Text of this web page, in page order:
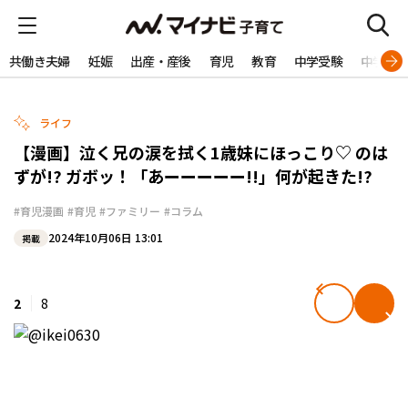
共働き夫婦 妊娠 出産・産後 育児 教育 中学受験 中学生
ライフ
【漫画】泣く兄の涙を拭く1歳妹にほっこり♡ のは
ずが!? ガボッ！「あーーーーー!!」何が起きた!?
#育児漫画 #育児 #ファミリー #コラム
掲載 2024年10月06日 13:01
2 8